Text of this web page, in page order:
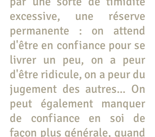
excessive, une réserve
permanente : on attend
d'être en confiance pour se
livrer un peu, on a peur
d'être ridicule, on a peur du
jugement des autres... On
peut également manquer
de confiance en soi de
façon plus générale, quand